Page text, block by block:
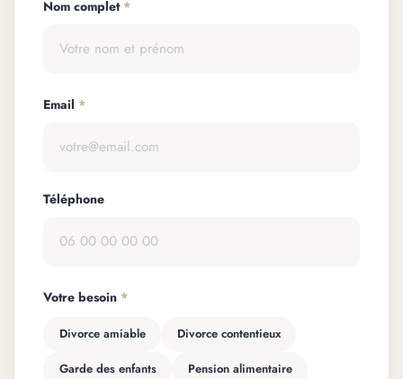
Nom complet *
Email *
Téléphone
Votre besoin *
Divorce amiable Divorce contentieux
Garde des enfants Pension alimentaire